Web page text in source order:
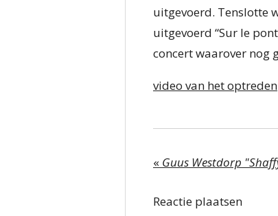
uitgevoerd. Tenslotte
uitgevoerd “Sur le
concert waarover nog
video van het optreden
« Guus Westdorp
Reactie plaatsen